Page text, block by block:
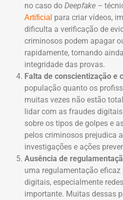
no caso do Deepfake –
Artificial para criar vídeos,
dificulta a verificação de
criminosos podem apagar
rapidamente, tornando
integridade das provas.
Falta de conscientização e
população quanto os
muitas vezes não estão
lidar com as fraudes
sobre os tipos de golpes e
pelos criminosos prejudica
investigações e ações
Ausência de
uma regulamentação
digitais, especialmente
importante. Muitas dessas